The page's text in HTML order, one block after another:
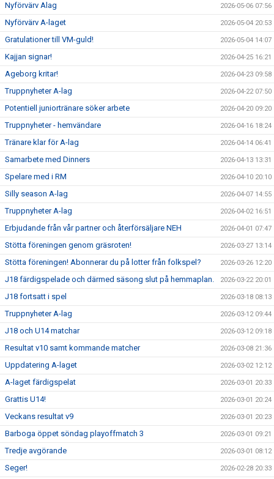
ENKRONASMATCH 2026
Nyförvärv Alag 2026-05-06 07:56
Nyförvärv A-laget 2026-05-04 20:53
Gratulationer till VM-guld! 2026-05-04 14:07
Kajjan signar! 2026-04-25 16:21
Ageborg kritar! 2026-04-23 09:58
Truppnyheter A-lag 2026-04-22 07:50
Potentiell juniortränare söker arbete 2026-04-20 09:20
Truppnyheter - hemvändare 2026-04-16 18:24
Tränare klar för A-lag 2026-04-14 06:41
Samarbete med Dinners 2026-04-13 13:31
Spelare med i RM 2026-04-10 20:10
Silly season A-lag 2026-04-07 14:55
Truppnyheter A-lag 2026-04-02 16:51
Erbjudande från vår partner och återförsäljare NEH 2026-04-01 07:47
Stötta föreningen genom gräsroten! 2026-03-27 13:14
Stötta föreningen! Abonnerar du på lotter från folkspel? 2026-03-26 12:20
J18 färdigspelade och därmed säsong slut på hemmaplan. 2026-03-22 20:01
J18 fortsatt i spel 2026-03-18 08:13
Truppnyheter A-lag 2026-03-12 09:44
J18 och U14 matchar 2026-03-12 09:18
Resultat v10 samt kommande matcher 2026-03-08 21:36
Uppdatering A-laget 2026-03-02 12:12
A-laget färdigspelat 2026-03-01 20:33
Grattis U14! 2026-03-01 20:24
Veckans resultat v9 2026-03-01 20:23
Barboga öppet söndag playoffmatch 3 2026-03-01 09:21
Tredje avgörande 2026-03-01 08:12
Seger! 2026-02-28 20:33